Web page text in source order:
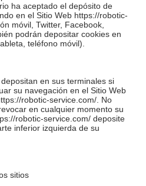
ha aceptado el depósito de
en el Sitio Web https://robotic-
móvil, Twitter, Facebook,
podrán depositar cookies en
teléfono móvil).
en sus terminales si
su navegación en el Sitio Web
robotic-service.com/. No
en cualquier momento su
robotic-service.com/ deposite
inferior izquierda de su
sitios